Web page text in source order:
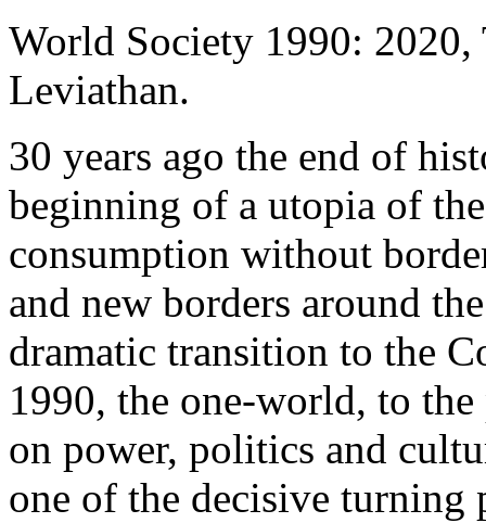
World Society 1990: 2020,
Leviathan.
30 years ago the end of
beginning of a utopia of
consumption without
and new borders around
dramatic transition to the
1990, the one-world, to the
on power, politics and
one of the decisive turning